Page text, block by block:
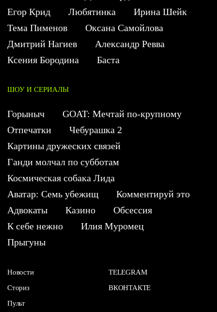
Егор Крид
Любятинка
Ирина Шейк
Тема Пименов
Оксана Самойлова
Дмитрий Нагиев
Александр Ревва
Ксения Бородина
Баста
ШОУ И СЕРИАЛЫ
Горыныч
GOAT: Мечтай по-крупному
Отпечатки
Чебурашка 2
Картины дружеских связей
Ганди молчал по субботам
Космическая собака Лида
Аватар: Семь убежищ
Комментируй это
Адвокаты
Казино
Обсессия
К себе нежно
Илия Муромец
Прыгуны
Новости
Сториз
Пульт
TELEGRAM
ВКОНТАКТЕ